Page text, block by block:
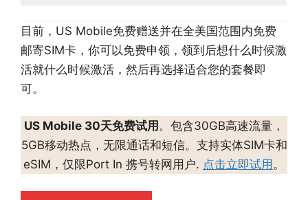
目前，US Mobile免费赠送并在全美国范围内免费
邮寄SIM卡，你可以免费申领，领到后想什么时候激
活就什么时候激活，然后再选择适合您的套餐即
可。
US Mobile 30天免费试用 。包含30GB高速流量，
5GB移动热点，无限通话和短信。支持实体SIM卡和
eSIM，仅限Port In 携号转网用户. 点击立即试用 。